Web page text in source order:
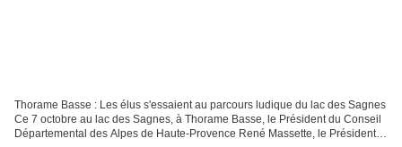
Thorame Basse : Les élus s'essaient au parcours ludique du lac des Sagnes
Ce 7 octobre au lac des Sagnes, à Thorame Basse, le Président du Conseil
Départemental des Alpes de Haute-Provence René Massette, le Président